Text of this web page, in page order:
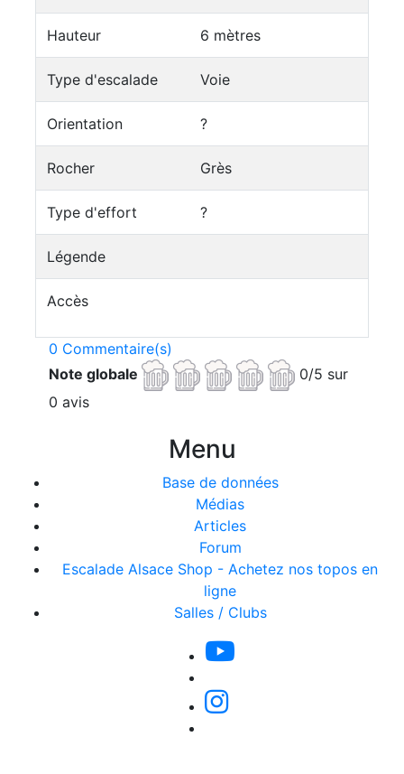
Hauteur 6 mètres
Type d'escalade Voie
Orientation ?
Rocher Grès
Type d'effort ?
Légende
Accès
0 Commentaire(s)
Note globale
0/5 sur
0 avis
Menu
Base de données
Médias
Articles
Forum
Escalade Alsace Shop - Achetez nos topos en
ligne
Salles / Clubs